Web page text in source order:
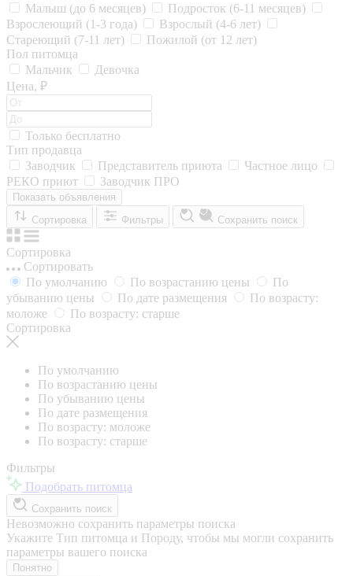
Малыш (до 6 месяцев)
Подросток (6-11 месяцев)
Взрослеющий (1-3 года)
Взрослый (4-6 лет)
Стареющий (7-11 лет)
Пожилой (от 12 лет)
Пол питомца
Мальчик
Девочка
Цена, ₽
Только бесплатно
Тип продавца
Заводчик
Представитель приюта
Частное лицо
РЕКО приют
Заводчик ПРО
Показать объявления
Сортировка
Фильтры Сохранить поиск
Сортировка
Сортировать
По умолчанию
По возрастанию цены
По
убыванию цены
По дате размещения
По возрасту:
моложе
По возрасту: старше
Сортировка
По умолчанию
По возрастанию цены
По убыванию цены
По дате размещения
По возрасту: моложе
По возрасту: старше
Фильтры
Подобрать питомца
Сохранить поиск
Невозможно сохранить параметры поиска
Укажите Тип питомца и Породу, чтобы мы могли сохранить
параметры вашего поиска
Понятно